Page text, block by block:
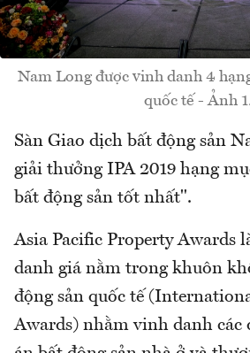
Nam Long được vinh danh 4
quốc tế - Ảnh
Sàn Giao dịch bất động sản
giải thưởng IPA 2019 hạng
bất động sản tốt nhất".
Asia Pacific Property Awards
danh giá nằm trong khuôn
động sản quốc tế
Awards) nhằm vinh danh các